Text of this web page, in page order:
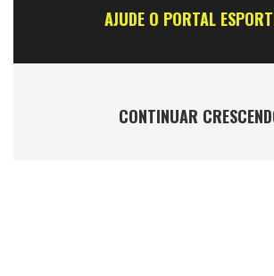
AJUDE O PORTAL
CONTINUAR